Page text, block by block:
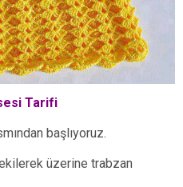
Tarifi
başlıyoruz.
üzerine trabzan